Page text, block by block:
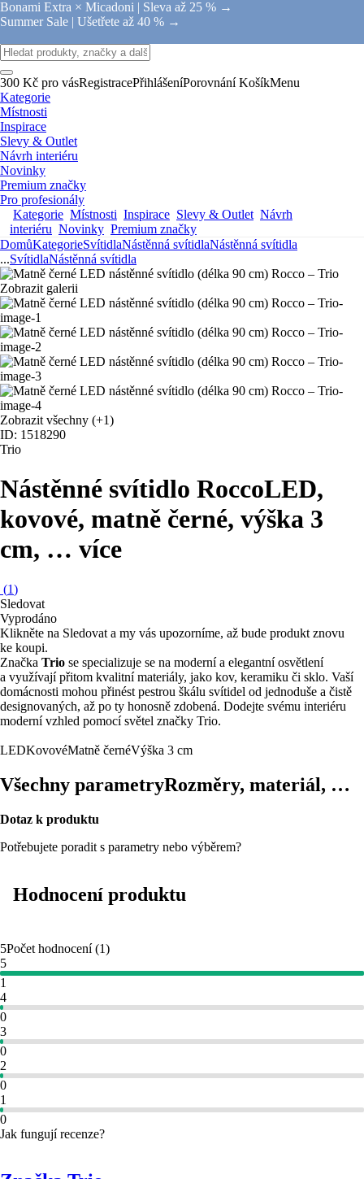
Bonami Extra × Micadoni | Sleva až 25 % →
Summer Sale | Ušetřete až 40 % →
300 Kč pro vásRegistracePřihlášeníPorovnání KošíkMenu
Kategorie
Místnosti
Inspirace
Slevy & Outlet
Návrh interiéru
Novinky
Premium značky
Pro profesionály
Kategorie Místnosti Inspirace Slevy & Outlet Návrh
interiéru Novinky Premium značky
DomůKategorieSvítidlaNástěnná svítidlaNástěnná svítidla
...SvítidlaNástěnná svítidla
Zobrazit galerii
Zobrazit všechny (+1)
ID: 1518290
Trio
Nástěnné svítidlo RoccoLED,
kovové, matně černé, výška 3
cm, … více
(1)
Sledovat
Vyprodáno
Klikněte na Sledovat a my vás upozorníme, až bude produkt znovu
ke koupi.
Značka Trio se specializuje se na moderní a elegantní osvětlení
a využívají přitom kvalitní materiály, jako kov, keramiku či sklo. Vaší
domácnosti mohou přinést pestrou škálu svítidel od jednoduše a čistě
designovaných, až po ty honosně zdobená. Dodejte svému interiéru
moderní vzhled pomocí světel značky Trio.
LEDKovovéMatně černéVýška 3 cm
Všechny parametryRozměry, materiál, …
Dotaz k produktu
Potřebujete poradit s parametry nebo výběrem?
Hodnocení produktu
5Počet hodnocení(1)
5
1
4
0
3
0
2
0
1
0
Jak fungují recenze?